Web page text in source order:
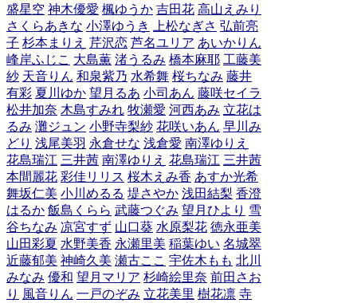
盛星空 神木優愛 楓ゆうか 吉田花 高山えみり
さくらあきな 小澤ゆうき 上松なぎさ 弘前亮
子 杉本まりえ 芹沢恋 芦名ユリア あいかりん
峰岸ふじこ 大島薫 渚うるみ 橋本麻耶 工藤美
紗 天音りん 和泉紫乃 水希舞 桜ちなみ 藤井
有彩 夏川ゆか 望月るあ 小司あん 藤咲セイラ
松井加奈 木島すみれ 牧瀬愛 河西あみ 立花は
るみ 灘ジュン 小野寺梨紗 花咲いあん 早川み
どり 浅尾美羽 永倉せな 浅倉愛 南澤ゆりえ
花島瑞江 三井茜 南澤ゆりえ 花島瑞江 三井茜
本間麗花 彩佳リリス 桜木えみ香 あすか光希
舞坂仁美 小川めるる 堤さやか 浅田結梨 香澄
はるか 飯島くらら 武藤つぐみ 望月ひより 雪
谷ちなみ 凉宮すず 山口葵 水原梨花 徳永亜美
山田彩夏 水野美香 永瀬里美 稲葉ゆい 名城翠
近藤郁美 神崎久美 瀬古ここ 宇佐木もも 北川
みなみ 優和 望月マリア 杉崎絵里奈 前田さお
り 風音りん 一戸のぞみ 立花美里 樹花凛 寺